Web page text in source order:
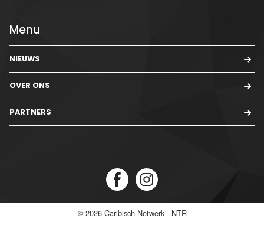
Menu
NIEUWS
OVER ONS
PARTNERS
© 2026 Caribisch Netwerk - NTR